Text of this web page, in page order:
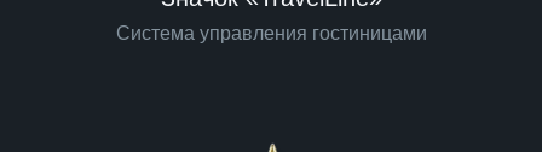
Система управления гостиницами